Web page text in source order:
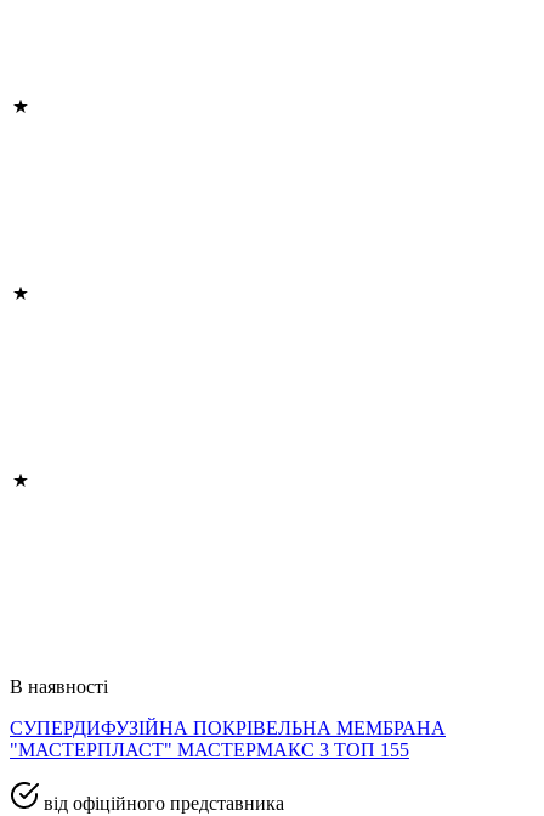
В наявності
СУПЕРДИФУЗІЙНА ПОКРІВЕЛЬНА МЕМБРАНА
"МАСТЕРПЛАСТ" МАСТЕРМАКС 3 ТОП 155
від офіційного представника